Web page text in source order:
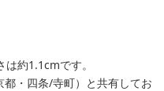
約1.1cmです。
・四条/寺町）と共有してお